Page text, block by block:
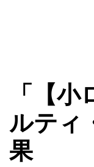
「【
ルティ
果